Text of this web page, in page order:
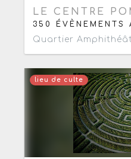
LE CENTRE
350 ÉVÈNEMENTS
Quartier
lieu de culte